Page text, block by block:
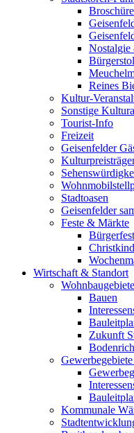
Reines
Kultur-
Sonstige
Tourist-Info
Freizeit
Geisenfelder
Stadtoasen
Geisenfelder
Feste & Märkte
Bürgerfest
Wirtschaft & Standort
Bauen
Zukunft
Kommunale